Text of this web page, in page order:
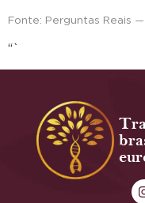
Fonte: Perguntas Reais
“`